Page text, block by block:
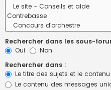
Rechercher dans les sous-
Oui
Non
Rechercher dans :
Le titre des sujets et le
Le contenu des messages